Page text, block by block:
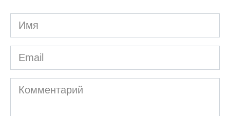
Имя
Email
Комментарий